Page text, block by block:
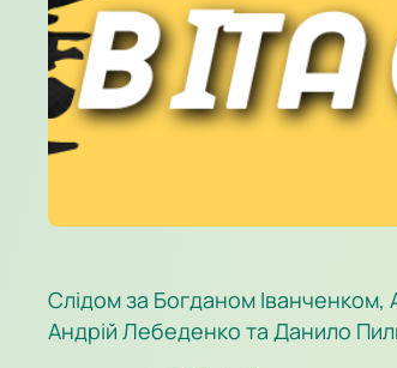
Слідом за Богданом
Андрій Лебеденко та Данило